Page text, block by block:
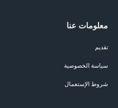
معلومات عنا
تقديم
سياسة الخصوصية
شروط الإستعمال